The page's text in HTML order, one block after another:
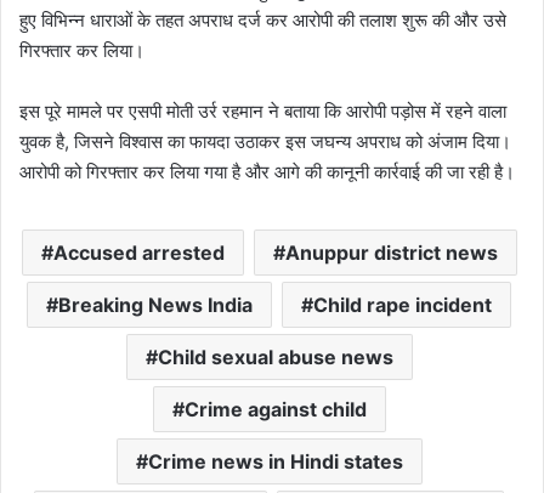
हुए विभिन्न धाराओं के तहत अपराध दर्ज कर आरोपी की तलाश शुरू की और उसे
गिरफ्तार कर लिया।
इस पूरे मामले पर एसपी मोती उर्र रहमान ने बताया कि आरोपी पड़ोस में रहने वाला
युवक है, जिसने विश्वास का फायदा उठाकर इस जघन्य अपराध को अंजाम दिया।
आरोपी को गिरफ्तार कर लिया गया है और आगे की कानूनी कार्रवाई की जा रही है।
Accused arrested Anuppur district news
Breaking News India Child rape incident
Child sexual abuse news
Crime against child
Crime news in Hindi states